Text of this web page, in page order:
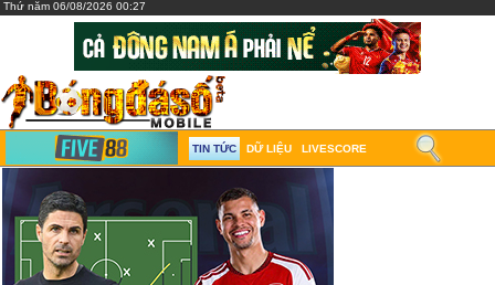
Thứ năm 06/08/2026 00:27
TIN TỨC DỮ LIỆU LIVESCORE